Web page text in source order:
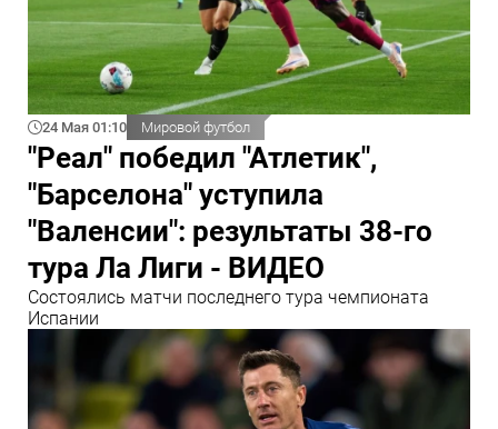
24 Мая 01:10 Мировой футбол
"Реал" победил "Атлетик",
"Барселона" уступила
"Валенсии": результаты 38-го
тура Ла Лиги - ВИДЕО
Состоялись матчи последнего тура чемпионата
Испании